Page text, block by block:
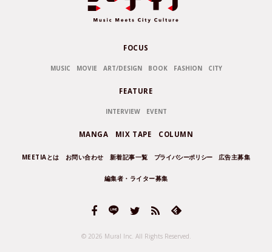
FOCUS
MUSIC MOVIE ART/DESIGN BOOK FASHION CITY
FEATURE
INTERVIEW EVENT
MANGA MIX TAPE COLUMN
MEETIAとは お問い合わせ 新着記事一覧 プライバシーポリシー 広告主募集
編集者・ライター募集
© 2026 Mural Inc. All Rights Reserved.